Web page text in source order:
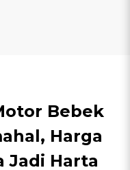
Bebek
Harga
Jadi Harta